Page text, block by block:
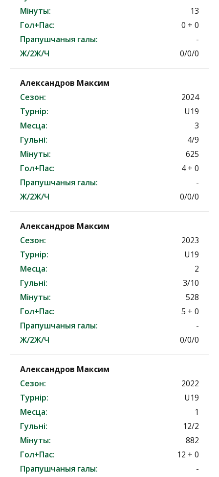
Мінуты:
13
Гол+Пас:
0 + 0
Прапушчаныя галы:
-
Ж/2Ж/Ч
0/0/0
Александров Максим
Сезон:
2024
Турнір:
U19
Месца:
3
Гульні:
4/9
Мінуты:
625
Гол+Пас:
4 + 0
Прапушчаныя галы:
-
Ж/2Ж/Ч
0/0/0
Александров Максим
Сезон:
2023
Турнір:
U19
Месца:
2
Гульні:
3/10
Мінуты:
528
Гол+Пас:
5 + 0
Прапушчаныя галы:
-
Ж/2Ж/Ч
0/0/0
Александров Максим
Сезон:
2022
Турнір:
U19
Месца:
1
Гульні:
12/2
Мінуты:
882
Гол+Пас:
12 + 0
Прапушчаныя галы:
-